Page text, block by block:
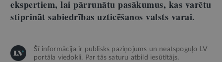
ekspertiem, lai pārrunātu pasākumus, kas varētu
stiprināt sabiedrības uzticēšanos valsts varai.
Šī informācija ir publisks paziņojums un neatspoguļo LV
portāla viedokli. Par tās saturu atbild iesūtītājs.